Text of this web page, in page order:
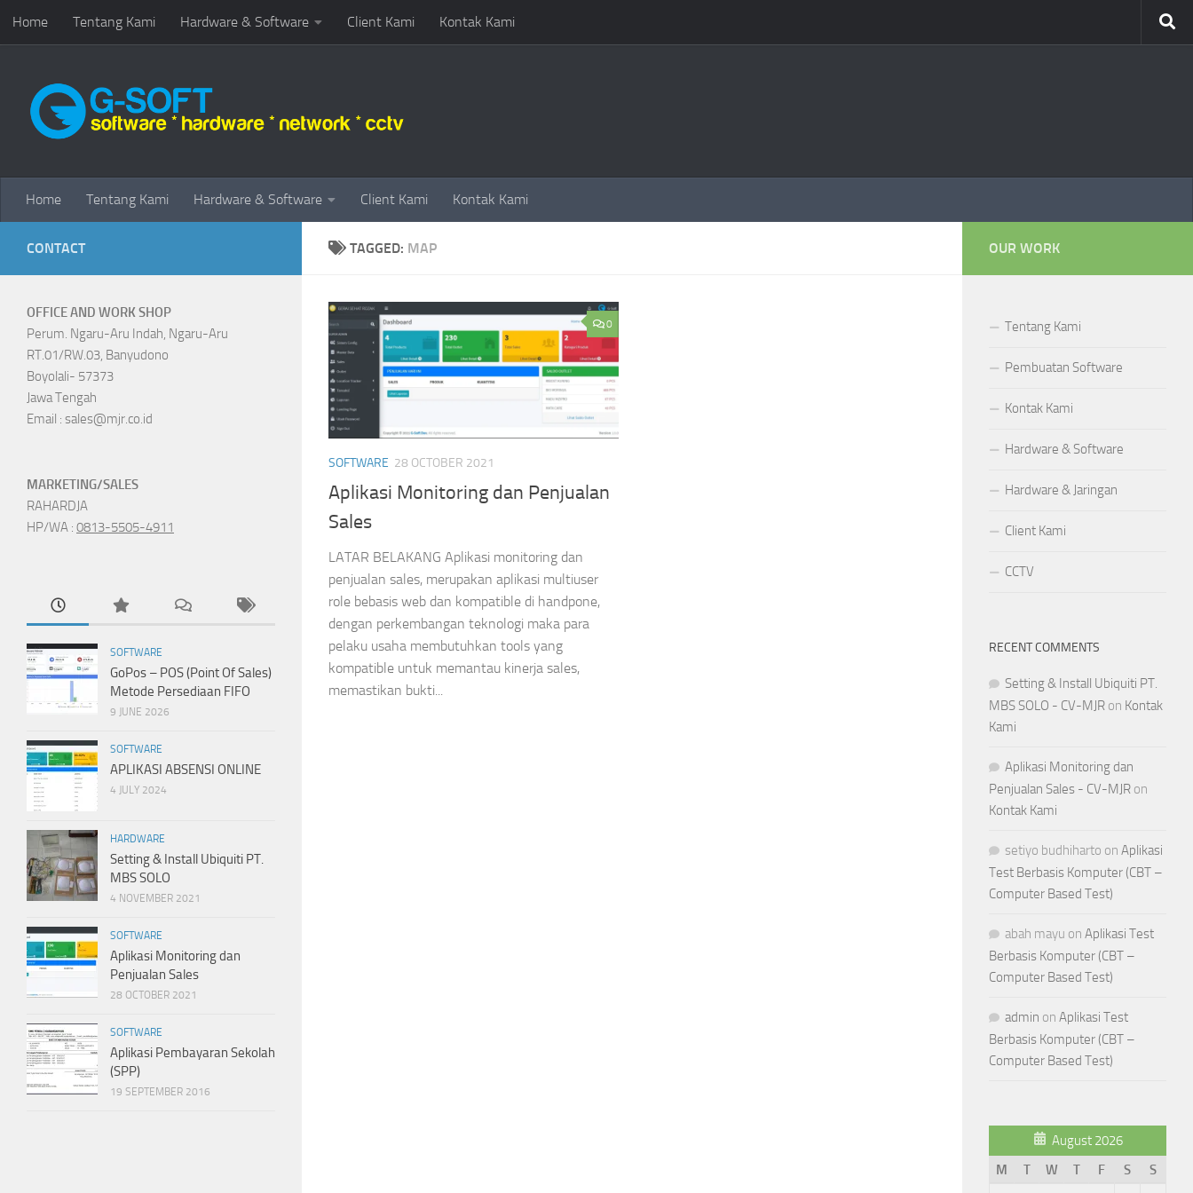
Skip to content
Home Tentang Kami Hardware & Software Client Kami Kontak Kami
Home Tentang Kami Hardware & Software Client Kami Kontak Kami
TAGGED: MAP
0
SOFTWARE 28 OCTOBER 2021
Aplikasi Monitoring dan Penjualan
Sales
LATAR BELAKANG Aplikasi monitoring dan
penjualan sales, merupakan aplikasi multiuser
role bebasis web dan kompatible di handpone,
dengan perkembangan teknologi maka para
pelaku usaha membutuhkan tools yang
kompatible untuk memantau kinerja sales,
memastikan bukti...
CONTACT
OFFICE AND WORK SHOP
Perum. Ngaru-Aru Indah, Ngaru-Aru
RT.01/RW.03, Banyudono
Boyolali- 57373
Jawa Tengah
Email : sales@mjr.co.id
MARKETING/SALES
RAHARDJA
HP/WA : 0813-5505-4911
SOFTWARE
GoPos – POS (Point Of Sales)
Metode Persediaan FIFO
9 JUNE 2026
SOFTWARE
APLIKASI ABSENSI ONLINE
4 JULY 2024
HARDWARE
Setting & Install Ubiquiti PT.
MBS SOLO
4 NOVEMBER 2021
SOFTWARE
Aplikasi Monitoring dan
Penjualan Sales
28 OCTOBER 2021
SOFTWARE
Aplikasi Pembayaran Sekolah
(SPP)
19 SEPTEMBER 2016
OUR WORK
Tentang Kami
Pembuatan Software
Kontak Kami
Hardware & Software
Hardware & Jaringan
Client Kami
CCTV
RECENT COMMENTS
Setting & Install Ubiquiti PT.
MBS SOLO - CV-MJR on Kontak
Kami
Aplikasi Monitoring dan
Penjualan Sales - CV-MJR on
Kontak Kami
setiyo budhiharto on Aplikasi
Test Berbasis Komputer (CBT –
Computer Based Test)
abah mayu on Aplikasi Test
Berbasis Komputer (CBT –
Computer Based Test)
admin on Aplikasi Test
Berbasis Komputer (CBT –
Computer Based Test)
August 2026
M
T W T F S
S